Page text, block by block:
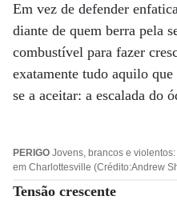
Em vez de defender
diante de quem berra pela
combustível para fazer
exatamente tudo aquilo que
se a aceitar: a escalada do
PERIGO Jovens, brancos e
em Charlottesville (Crédito:Andrew
Tensão crescente